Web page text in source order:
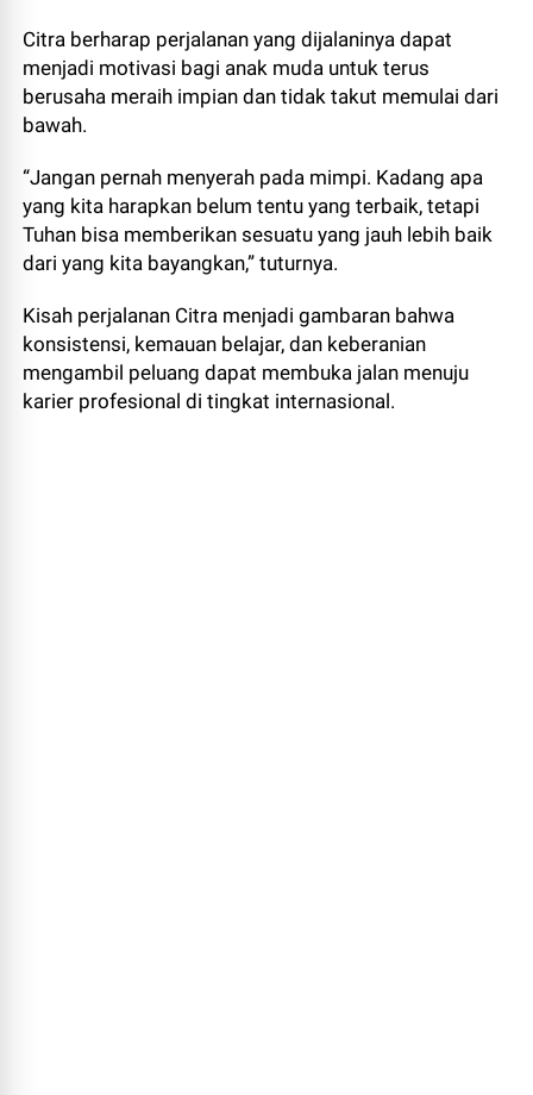
Citra berharap perjalanan yang dijalaninya dapat
menjadi motivasi bagi anak muda untuk terus
berusaha meraih impian dan tidak takut memulai dari
bawah.
“Jangan pernah menyerah pada mimpi. Kadang apa
yang kita harapkan belum tentu yang terbaik, tetapi
Tuhan bisa memberikan sesuatu yang jauh lebih baik
dari yang kita bayangkan,” tuturnya.
Kisah perjalanan Citra menjadi gambaran bahwa
konsistensi, kemauan belajar, dan keberanian
mengambil peluang dapat membuka jalan menuju
karier profesional di tingkat internasional.